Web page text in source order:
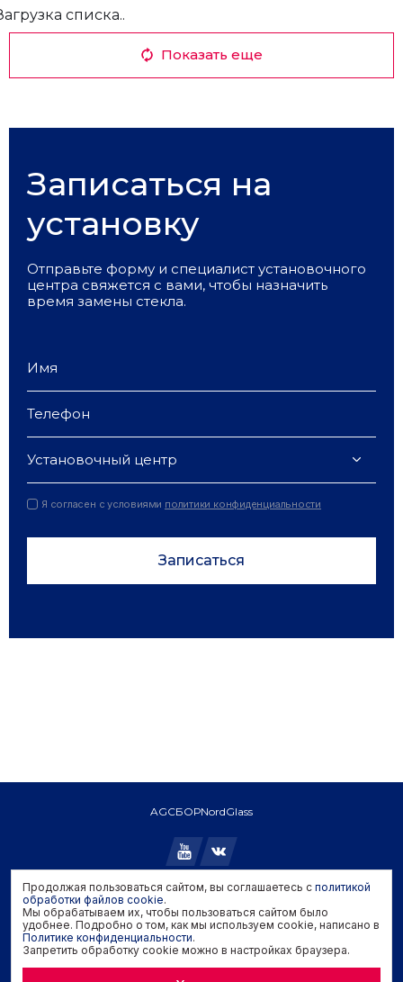
списка..
Показать еще
Записаться на
установку
Отправьте форму и специалист установочного
центра свяжется с вами, чтобы назначить
время замены стекла.
Установочный центр
Я согласен с условиями политики конфиденциальности
Записаться
AGCБОРNordGlass
Copyright © 2026 AGC. All rights reserved.
Политика конфиденциальности
Политика обработки файлов cookie
Задать вопрос производителю
Продолжая пользоваться сайтом, вы соглашаетесь с политикой
обработки файлов cookie.
Мы обрабатываем их, чтобы пользоваться сайтом было
удобнее. Подробно о том, как мы используем cookie, написано в
Политике конфиденциальности.
Запретить обработку cookie можно в настройках браузера.